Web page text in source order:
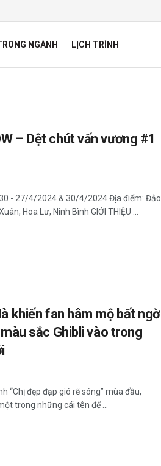
NGÀNH LỊCH TRÌNH
– Dệt chút vấn vương #1
- 27/4/2024 & 30/4/2024 Địa điểm: Đảo
Hoa Lư, Ninh Bình GIỚI THIỆU ...
khiến fan hâm mộ bất ngờ
sắc Ghibli vào trong
“Chị đẹp đạp gió rẽ sóng” mùa đầu,
trong những cái tên để ...